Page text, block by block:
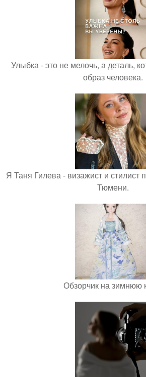
Улыбка - это не мелочь, а деталь,
образ человека.
Я Таня Гилева - визажист и стилист
Тюмени.
Обзорчик на зимнюю